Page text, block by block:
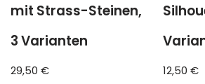
mit Strass-Steinen,
3 Varianten
29,50 € 12,50€